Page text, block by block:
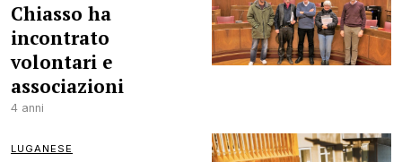
Chiasso ha
incontrato
volontari e
associazioni
4 anni
LUGANESE